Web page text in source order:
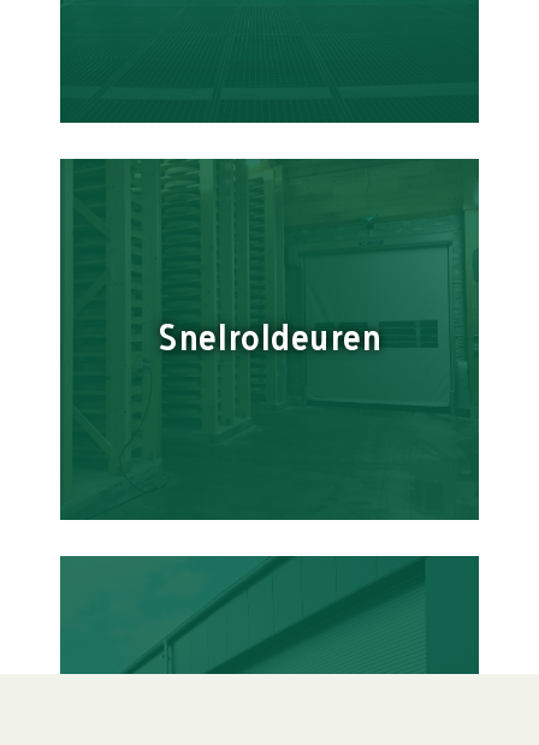
Snelroldeuren